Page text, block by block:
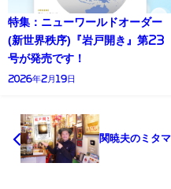
特集：ニューワールドオーダー
(新世界秩序)『岩戸開き』第23
号が発売です！
2026年2月19日
関暁夫のミタ